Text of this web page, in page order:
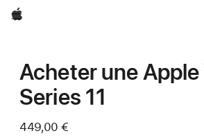
Apple
Acheter une
Series 11
449,00 €